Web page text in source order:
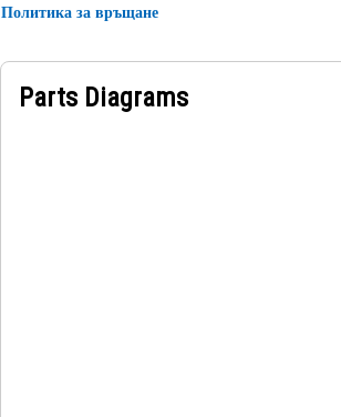
Политика за връщане
Parts Diagrams